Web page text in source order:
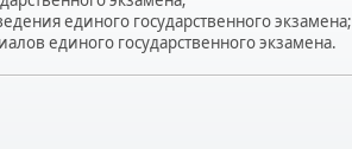
единого государственного экзамена;
единого государственного экзамена.